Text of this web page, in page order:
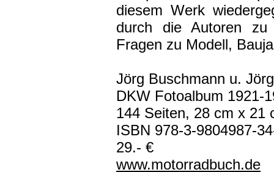
diesem Werk
durch die Autoren zu
Fragen zu Modell,
Jörg Buschmann u.
DKW Fotoalbum 1921-
144 Seiten, 28 cm x 21
ISBN 978-3-9804987-
29.- €
www.motorradbuch.de